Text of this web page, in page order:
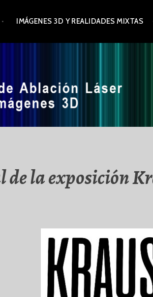
IMÁGENES 3D Y REALIDADES MIXTAS
la exposición